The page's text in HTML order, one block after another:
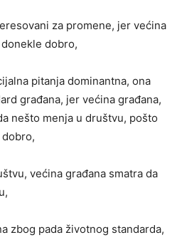
za promene, jer većina
dobro,
pitanja dominantna, ona
građana, jer većina građana,
nešto menja u društvu, pošto
većina građana smatra da
zbog pada životnog standarda,